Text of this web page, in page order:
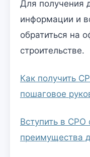
Для получения
информации и
обратиться на
строительстве.
Как получить
пошаговое
Вступить в СРО
преимущества